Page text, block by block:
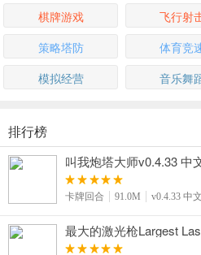
棋牌游戏
飞行射
策略塔防
体育竞
模拟经营
音乐舞
排行榜
叫我炮塔大师v0.4.33 中
效火力爽快体验
卡牌回合 91.0M v0.4.33 中
最大的激光枪Largest
版，能量控制与穿透物体